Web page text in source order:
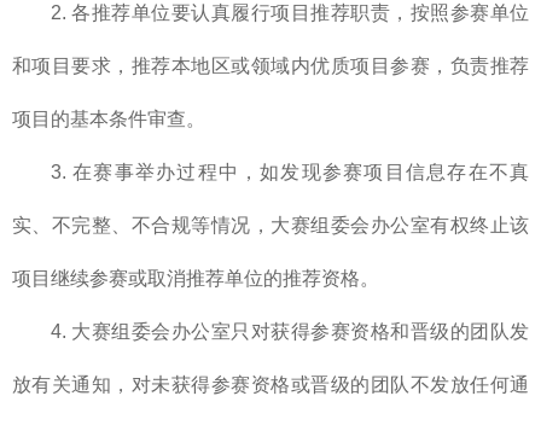
2. 各推荐单位要认真履行项目推荐职责，按照参赛单位
和项目要求，推荐本地区或领域内优质项目参赛，负责推荐
项目的基本条件审查。
3. 在赛事举办过程中，如发现参赛项目信息存在不真
实、不完整、不合规等情况，大赛组委会办公室有权终止该
项目继续参赛或取消推荐单位的推荐资格。
4. 大赛组委会办公室只对获得参赛资格和晋级的团队发
放有关通知，对未获得参赛资格或晋级的团队不发放任何通